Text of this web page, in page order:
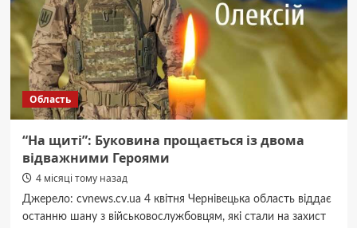
журналу
Elle
Область
“На щиті”: Буковина прощається із двома
відважними Героями
4 місяці тому назад
Джерело: cvnews.cv.ua 4 квітня Чернівецька область віддає
останню шану з військовослужбовцям, які стали на захист